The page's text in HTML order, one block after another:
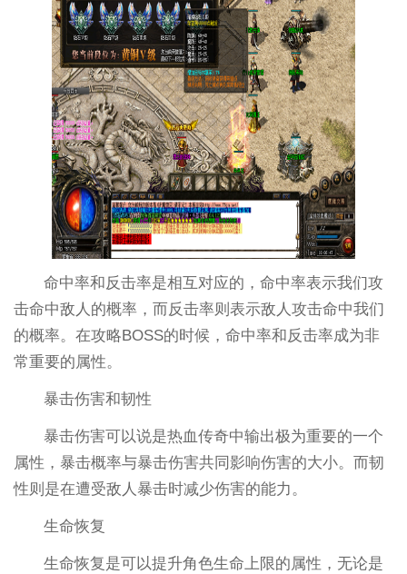
命中率和反击率是相互对应的，命中率表示我们攻
击命中敌人的概率，而反击率则表示敌人攻击命中我们
的概率。在攻略BOSS的时候，命中率和反击率成为非
常重要的属性。
暴击伤害和韧性
暴击伤害可以说是热血传奇中输出极为重要的一个
属性，暴击概率与暴击伤害共同影响伤害的大小。而韧
性则是在遭受敌人暴击时减少伤害的能力。
生命恢复
生命恢复是可以提升角色生命上限的属性，无论是